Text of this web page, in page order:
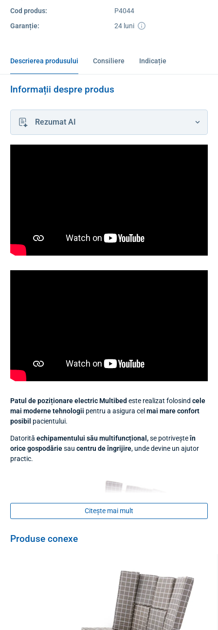
Cod produs:
P4044
Garanție:
24 luni
Descrierea produsului Consiliere Indicație
Informații despre produs
Rezumat AI
Patul de poziționare electric Multibed este realizat folosind cele
mai moderne tehnologii pentru a asigura cel mai mare confort
posibil pacientului.
Datorită echipamentului său multifuncțional,se potriveșteîn
orice gospodăriesau centru de îngrijire, unde devine un ajutor
practic.
Citește mai mult
Produse conexe